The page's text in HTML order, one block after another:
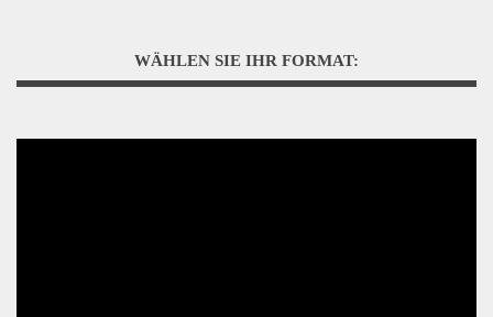
WÄHLEN SIE IHR FORMAT: